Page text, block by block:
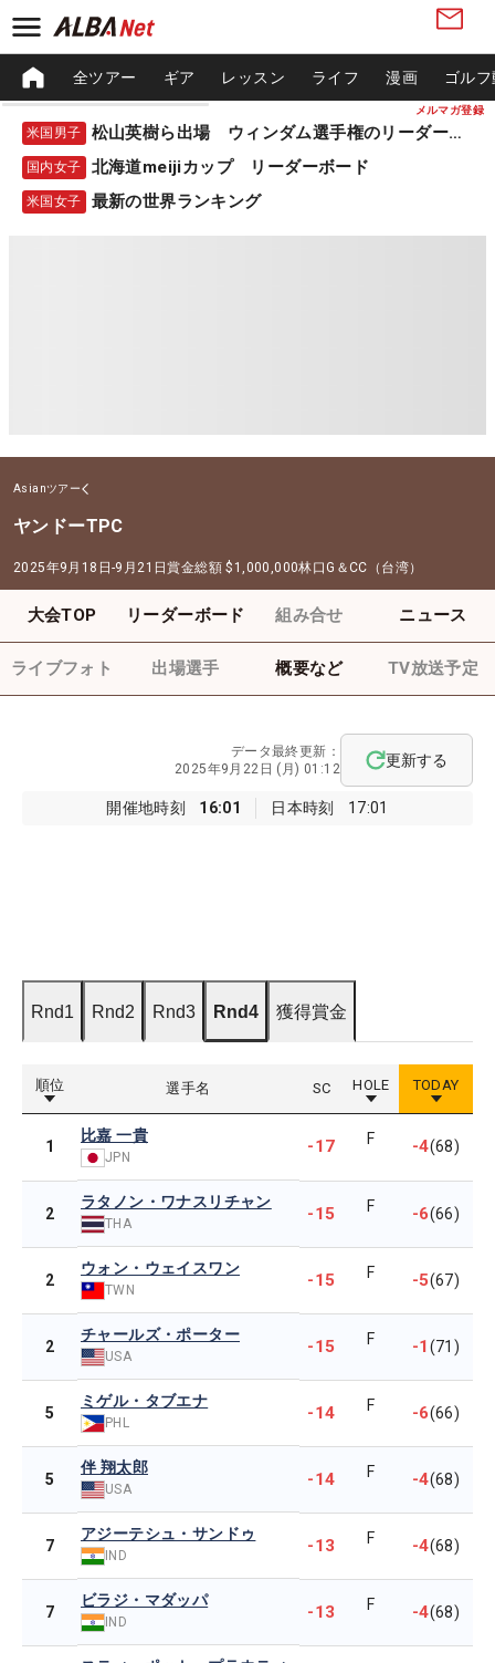
メルマガ登録
全ツアー ギア レッスン ライフ 漫画 ゴル
米国男子 松山英樹ら出場 ウィンダム選手権のリーダーボード
国内女子 北海道meijiカップ リーダーボード
米国女子 最新の世界ランキング
Asianツアー
ヤンドーTPC
2025年9月18日-9月21日賞金総額 $1,000,000林口G＆CC（台湾）
大会TOP リーダーボード 組み合せ ニュース
ライブフォト 出場選手 概要など TV放送予定
開催地時刻 16:01 日本時刻 17:01
データ最終更新：
2025年9月22日 (月) 01:12
更新する
Rnd1 Rnd2 Rnd3 Rnd4 獲得賞金
順位 選手名 SC HOLE TODAY
1
比嘉 一貴
JPN
-17 F -4(68)
2
ラタノン・ワナスリチャン
THA -15 F -6(66)
2
ウォン・ウェイスワン
TWN -15 F -5(67)
2
チャールズ・ポーター
USA -15 F -1(71)
5
ミゲル・タブエナ
PHL -14 F -6(66)
5
伴 翔太郎
USA -14 F -4(68)
7
アジーテシュ・サンドゥ
IND -13 F -4(68)
7
ビラジ・マダッパ
IND -13 F -4(68)